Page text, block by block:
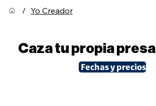
/ Yo Creador
Fechas y precios
Caza tu propia presa